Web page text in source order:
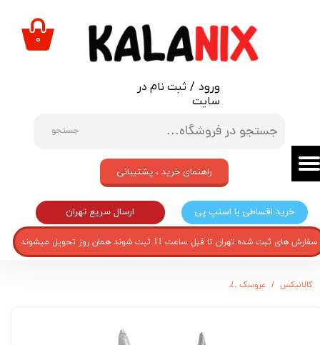
جستجو
ورود / ثبت نام در
سایت
حساب کاربری من
تغییر گذر واژه
خروج از حساب کاربری
۰
خرید اقساطی با اسنپ پی ارسال سریع تهران
راهنمای خرید ، پشتیبانی
سفارش های ثبت شده تهران تا قبل ساعت 11 ثبت شوند همان روز تحویل میشوند
کالانیکس عروسک